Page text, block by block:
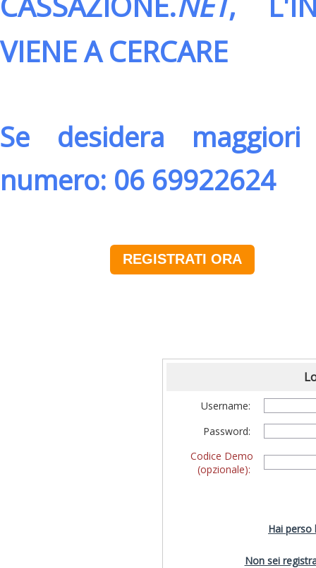
VIENE A CERCARE
Se desidera
numero: 06 69922624
REGISTRATI ORA
Username:
Password:
Codice Demo
(opzionale):
Hai perso
Non sei